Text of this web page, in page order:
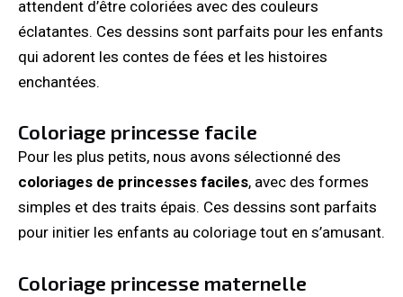
attendent d’être coloriées avec des couleurs
éclatantes. Ces dessins sont parfaits pour les enfants
qui adorent les contes de fées et les histoires
enchantées.
Coloriage princesse facile
Pour les plus petits, nous avons sélectionné des
coloriages de princesses faciles, avec des formes
simples et des traits épais. Ces dessins sont parfaits
pour initier les enfants au coloriage tout en s’amusant.
Coloriage princesse maternelle